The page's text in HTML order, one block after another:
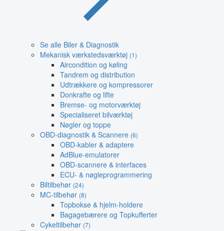
Se alle Biler & Diagnostik
Mekanisk værkstedsværktøj (1)
Aircondition og køling
Tandrem og distribution
Udtrækkere og kompressorer
Donkrafte og lifte
Bremse- og motorværktøj
Specialiseret bilværktøj
Nøgler og toppe
OBD-diagnostik & Scannere (6)
OBD-kabler & adaptere
AdBlue-emulatorer
OBD-scannere & interfaces
ECU- & nøgleprogrammering
Biltilbehør (24)
MC-tilbehør (8)
Topbokse & hjelm-holdere
Bagagebærere og Topkufferter
Cykeltilbehør (7)